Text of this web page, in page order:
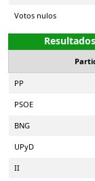
Votos nulos
PP
PSOE
BNG
UPyD
II